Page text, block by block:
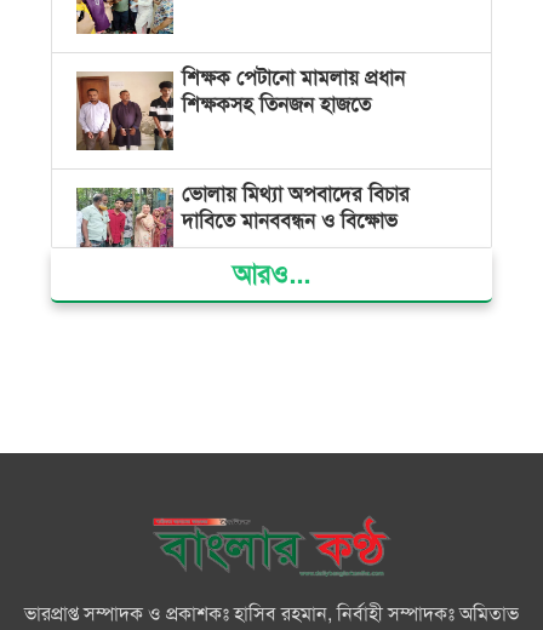
শিক্ষক পেটানো মামলায় প্রধান
শিক্ষকসহ তিনজন হাজতে
ভোলায় মিথ্যা অপবাদের বিচার
দাবিতে মানববন্ধন ও বিক্ষোভ
গ্যাস সংকট, ভুতুড়ে বিদ্যুৎ বিল ও
জাতিসংঘে জুলাই গণঅভ্যুত্থান দিবস
পালিত
আরও...
ভারপ্রাপ্ত সম্পাদক ও প্রকাশকঃ হাসিব রহমান, নির্বাহী সম্পাদকঃ অমিতাভ